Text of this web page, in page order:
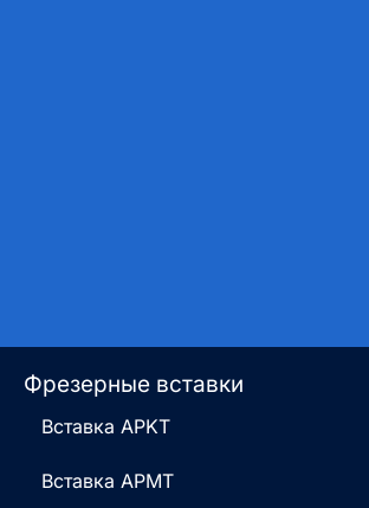
Фрезерные вставки
Вставка APKT
Вставка APMT